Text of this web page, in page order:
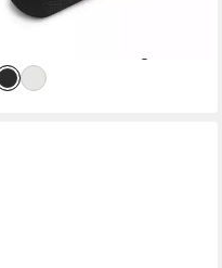
9,55 €
mtl. in 12 Raten